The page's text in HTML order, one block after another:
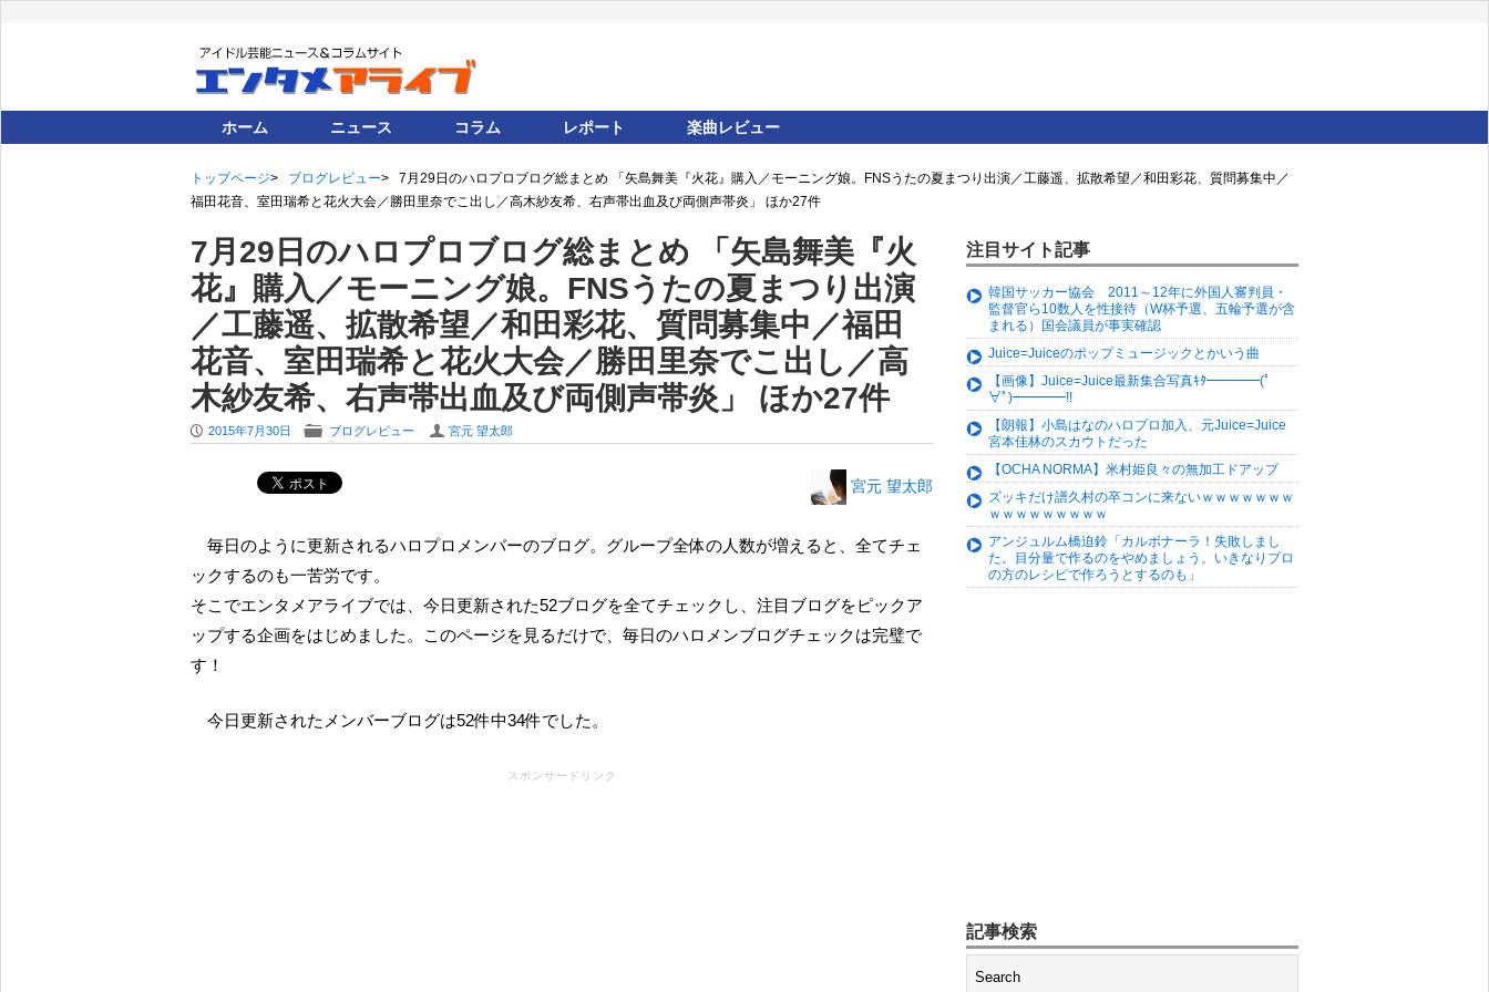
ホーム ニュース コラム レポート 楽曲レビュー
トップページ ブログレビュー
7月29日のハロプロブログ総まとめ 「矢島舞美『火花』購入／モーニング娘。FNSうたの夏まつり出演／工藤遥、拡散希望／和田彩花、質問募集中／
福田花音、室田瑞希と花火大会／勝田里奈でこ出し／高木紗友希、右声帯出血及び両側声帯炎」 ほか27件
7月29日のハロプロブログ総まとめ 「矢島舞美『火
花』購入／モーニング娘。FNSうたの夏まつり出演
／工藤遥、拡散希望／和田彩花、質問募集中／福田
花音、室田瑞希と花火大会／勝田里奈でこ出し／高
木紗友希、右声帯出血及び両側声帯炎」 ほか27件
P 2015年7月30日 F ブログレビュー U 宮元 望太郎
宮元 望太郎
毎日のように更新されるハロプロメンバーのブログ。グループ全体の人数が増えると、全てチェ
ックするのも一苦労です。
そこでエンタメアライブでは、今日更新された52ブログを全てチェックし、注目ブログをピックア
ップする企画をはじめました。このページを見るだけで、毎日のハロメンブログチェックは完璧で
す！
今日更新されたメンバーブログは52件中34件でした。
スポンサードリンク
注目サイト記事
韓国サッカー協会 2011～12年に外国人審判員・
監督官ら10数人を性接待（W杯予選、五輪予選が含
まれる）国会議員が事実確認
Juice=Juiceのポップミュージックとかいう曲
【画像】Juice=Juice最新集合写真ｷﾀ━━━━(ﾟ
∀ﾟ)━━━━!!
【朗報】小島はなのハロプロ加入、元Juice=Juice
宮本佳林のスカウトだった
【OCHA NORMA】米村姫良々の無加工ドアップ
ズッキだけ譜久村の卒コンに来ないｗｗｗｗｗｗｗ
ｗｗｗｗｗｗｗｗｗ
アンジュルム橋迫鈴「カルボナーラ！失敗しまし
た。目分量で作るのをやめましょう。いきなりプロ
の方のレシピで作ろうとするのも」
記事検索